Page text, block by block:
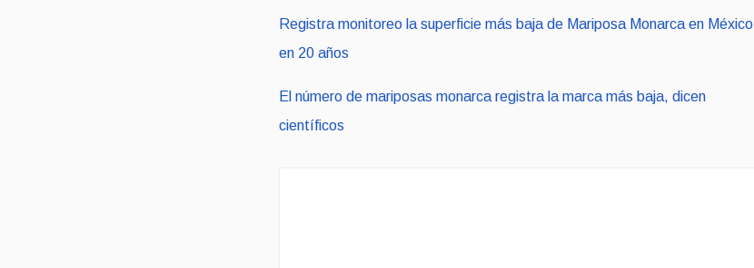
Registra monitoreo la superficie más baja de Mariposa Monarca en México
en 20 años
El número de mariposas monarca registra la marca más baja, dicen
científicos